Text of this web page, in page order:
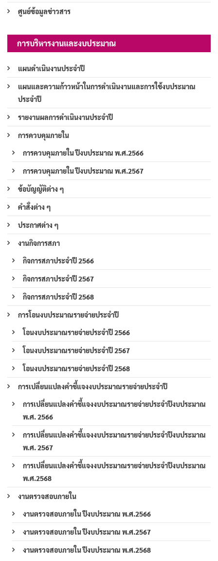
ศูนย์ข้อมูลข่าวสาร
การบริหารงานและงบประมาณ
แผนดำเนินงานประจำปี
แผนและความก้าวหน้าในการดำเนินงานและการใช้งบประมาณ
ประจำปี
รายงานผลการดำเนินงานประจำปี
การควบคุมภายใน
การควบคุมภายใน ปีงบประมาณ พ.ศ.2566
การควบคุมภายใน ปีงบประมาณ พ.ศ.2567
ข้อบัญญัติต่าง ๆ
คำสั่งต่าง ๆ
ประกาศต่าง ๆ
งานกิจการสภา
กิจการสภาประจำปี 2566
กิจการสภาประจำปี 2567
กิจการสภาประจำปี 2568
การโอนงบประมาณรายจ่ายประจำปี
โอนงบประมาณรายจ่ายประจำปี 2566
โอนงบประมาณรายจ่ายประจำปี 2567
โอนงบประมาณรายจ่ายประจำปี 2568
การเปลี่ยนแปลงคำชี้แจงงบประมาณรายจ่ายประจำปี
การเปลี่ยนแปลงคำชี้แจงงบประมาณรายจ่ายประจำปีงบประมาณ
พ.ศ. 2566
การเปลี่ยนแปลงคำชี้แจงงบประมาณรายจ่ายประจำปีงบประมาณ
พ.ศ. 2567
การเปลี่ยนแปลงคำชี้แจงงบประมาณรายจ่ายประจำปีงบประมาณ
พ.ศ.2568
งานตรวจสอบภายใน
งานตรวจสอบภายใน ปีงบประมาณ พ.ศ.2566
งานตรวจสอบภายใน ปีงบประมาณ พ.ศ.2567
งานตรวจสอบภายใน ปีงบประมาณ พ.ศ.2568